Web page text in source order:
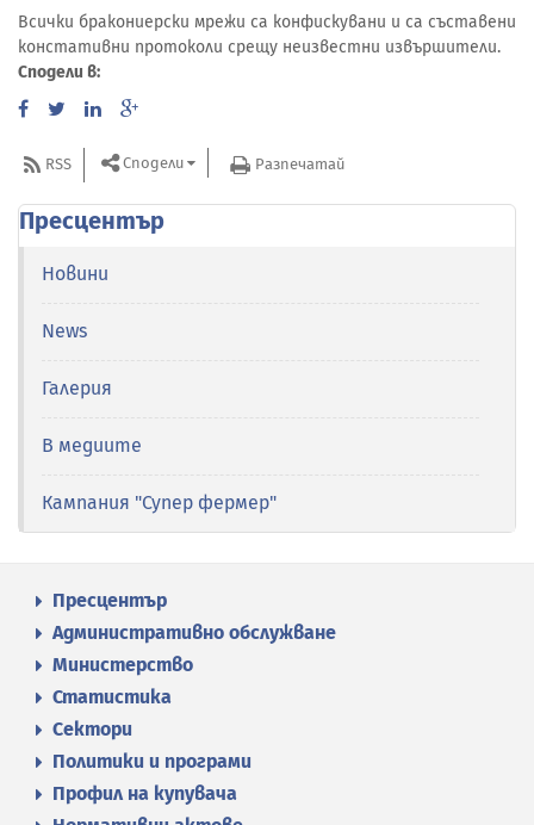
Всички бракониерски мрежи са конфискувани и са съставени
констативни протоколи срещу неизвестни извършители.
Сподели в:
RSS Сподели Разпечатай
Пресцентър
Новини
News
Галерия
В медиите
Кампания "Супер фермер"
Пресцентър
Административно обслужване
Министерство
Статистика
Сектори
Политики и програми
Профил на купувача